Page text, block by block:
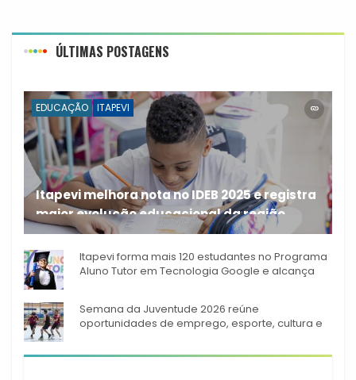
ÚLTIMAS POSTAGENS
EDUCAÇÃO ITAPEVI
Itapevi melhora nota no IDEB 2025 e registra
maior evolução educacional da região
A rede municipal de ensino
Itapevi forma mais 120 estudantes no Programa
Aluno Tutor em Tecnologia Google e alcança
Semana da Juventude 2026 reúne
oportunidades de emprego, esporte, cultura e